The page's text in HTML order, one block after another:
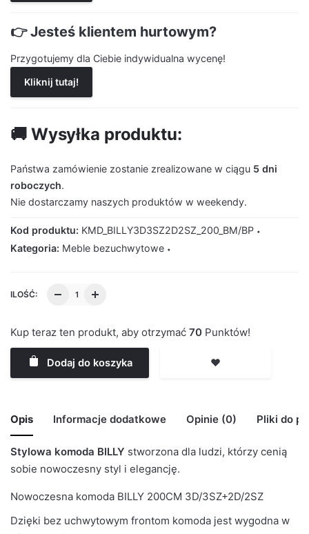
👉 Jesteś klientem hurtowym?
Przygotujemy dla Ciebie indywidualna wycenę!
Kliknij tutaj!
🚚 Wysyłka produktu:
Państwa zamówienie zostanie zrealizowane w ciągu 5 dni
roboczych.
Nie dostarczamy naszych produktów w weekendy.
Kod produktu: KMD_BILLY3D3SZ2D2SZ_200_BM/BP
Kategoria: Meble bezuchwytowe
ILOŚĆ:
Kup teraz ten produkt, aby otrzymać 70 Punktów!
Dodaj do koszyka ❤️
Opis Informacje dodatkowe Opinie (0) Pliki do
Stylowa komoda BILLY stworzona dla ludzi, którzy cenią
sobie nowoczesny styl i elegancję.
Nowoczesna komoda BILLY 200CM 3D/3SZ+2D/2SZ
Dzięki bez uchwytowym frontom komoda jest wygodna w
Waga 29 kg
Kolor Korpus Biały Mat
🙁 Nie ma jeszcze opinii o tym produkcie..
product may leave a review.
BRAK MODELU 3D
BILLY_200CM_3D3SZ_2D2SZ